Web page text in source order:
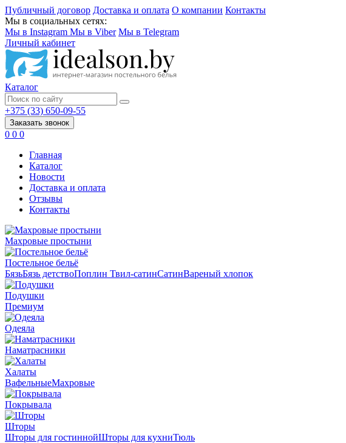
Публичный договор Доставка и оплата О компании Контакты
Мы в социальных сетях:
Мы в Instagram Мы в Viber Мы в Telegram
Личный кабинет
Каталог
+375 (33) 650-09-55
Заказать звонок
0 0 0
Главная
Каталог
Новости
Доставка и оплата
Отзывы
Контакты
Махровые простыни
Постельное бельё
БязьБязь детствоПоплин Твил-сатинСатинВареный хлопок
Подушки
Премиум
Одеяла
Наматрасники
Халаты
ВафельныеМахровые
Покрывала
Шторы
Шторы для гостиннойШторы для кухниТюль